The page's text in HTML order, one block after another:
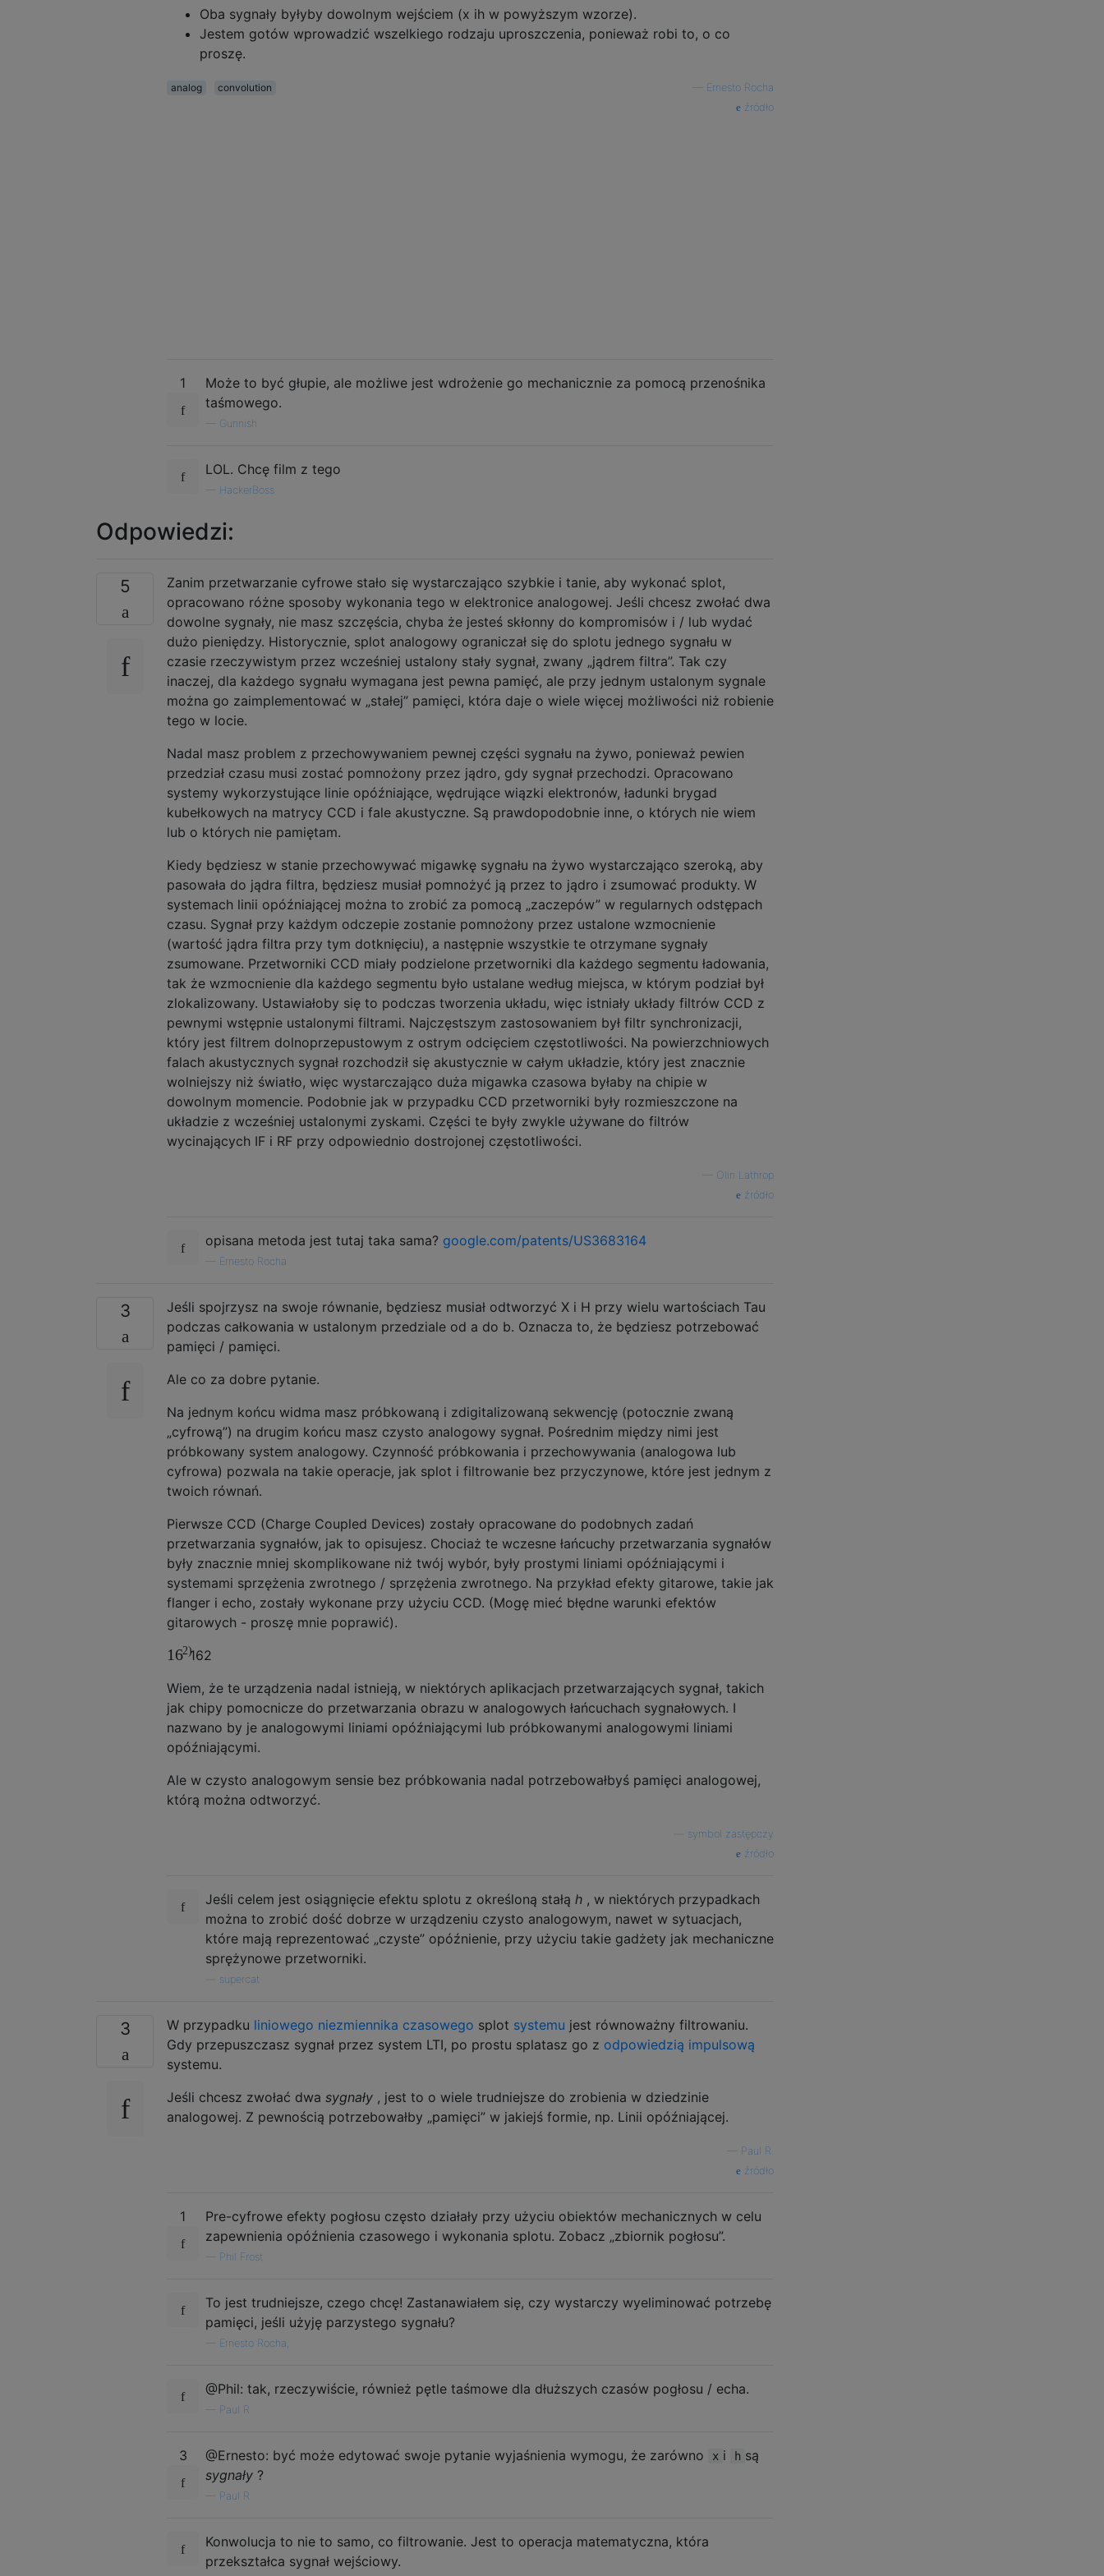
Oba sygnały byłyby dowolnym wejściem (x ih w powyższym wzorze).
Jestem gotów wprowadzić wszelkiego rodzaju uproszczenia, ponieważ robi to, o co
proszę.
analog convolution
Ernesto Rocha
źródło
1
Może to być głupie, ale możliwe jest wdrożenie go mechanicznie za pomocą przenośnika
taśmowego.
Gunnish
LOL. Chcę film z tego
HackerBoss
Odpowiedzi:
5
Zanim przetwarzanie cyfrowe stało się wystarczająco szybkie i tanie, aby wykonać splot,
opracowano różne sposoby wykonania tego w elektronice analogowej. Jeśli chcesz zwołać dwa
dowolne sygnały, nie masz szczęścia, chyba że jesteś skłonny do kompromisów i / lub wydać
dużo pieniędzy. Historycznie, splot analogowy ograniczał się do splotu jednego sygnału w
czasie rzeczywistym przez wcześniej ustalony stały sygnał, zwany „jądrem filtra”. Tak czy
inaczej, dla każdego sygnału wymagana jest pewna pamięć, ale przy jednym ustalonym sygnale
można go zaimplementować w „stałej” pamięci, która daje o wiele więcej możliwości niż robienie
tego w locie.
Nadal masz problem z przechowywaniem pewnej części sygnału na żywo, ponieważ pewien
przedział czasu musi zostać pomnożony przez jądro, gdy sygnał przechodzi. Opracowano
systemy wykorzystujące linie opóźniające, wędrujące wiązki elektronów, ładunki brygad
kubełkowych na matrycy CCD i fale akustyczne. Są prawdopodobnie inne, o których nie wiem
lub o których nie pamiętam.
Kiedy będziesz w stanie przechowywać migawkę sygnału na żywo wystarczająco szeroką, aby
pasowała do jądra filtra, będziesz musiał pomnożyć ją przez to jądro i zsumować produkty. W
systemach linii opóźniającej można to zrobić za pomocą „zaczepów” w regularnych odstępach
czasu. Sygnał przy każdym odczepie zostanie pomnożony przez ustalone wzmocnienie
(wartość jądra filtra przy tym dotknięciu), a następnie wszystkie te otrzymane sygnały
zsumowane. Przetworniki CCD miały podzielone przetworniki dla każdego segmentu ładowania,
tak że wzmocnienie dla każdego segmentu było ustalane według miejsca, w którym podział był
zlokalizowany. Ustawiałoby się to podczas tworzenia układu, więc istniały układy filtrów CCD z
pewnymi wstępnie ustalonymi filtrami. Najczęstszym zastosowaniem był filtr synchronizacji,
który jest filtrem dolnoprzepustowym z ostrym odcięciem częstotliwości. Na powierzchniowych
falach akustycznych sygnał rozchodził się akustycznie w całym układzie, który jest znacznie
wolniejszy niż światło, więc wystarczająco duża migawka czasowa byłaby na chipie w
dowolnym momencie. Podobnie jak w przypadku CCD przetworniki były rozmieszczone na
układzie z wcześniej ustalonymi zyskami. Części te były zwykle używane do filtrów
wycinających IF i RF przy odpowiednio dostrojonej częstotliwości.
Olin Lathrop
źródło
opisana metoda jest tutaj taka sama? google.com/patents/US3683164
Ernesto Rocha
3
Jeśli spojrzysz na swoje równanie, będziesz musiał odtworzyć X i H przy wielu wartościach Tau
podczas całkowania w ustalonym przedziale od a do b. Oznacza to, że będziesz potrzebować
pamięci / pamięci.
Ale co za dobre pytanie.
Na jednym końcu widma masz próbkowaną i zdigitalizowaną sekwencję (potocznie zwaną
„cyfrową”) na drugim końcu masz czysto analogowy sygnał. Pośrednim między nimi jest
próbkowany system analogowy. Czynność próbkowania i przechowywania (analogowa lub
cyfrowa) pozwala na takie operacje, jak splot i filtrowanie bez przyczynowe, które jest jednym z
twoich równań.
Pierwsze CCD (Charge Coupled Devices) zostały opracowane do podobnych zadań
przetwarzania sygnałów, jak to opisujesz. Chociaż te wczesne łańcuchy przetwarzania sygnałów
były znacznie mniej skomplikowane niż twój wybór, były prostymi liniami opóźniającymi i
systemami sprzężenia zwrotnego / sprzężenia zwrotnego. Na przykład efekty gitarowe, takie jak
flanger i echo, zostały wykonane przy użyciu CCD. (Mogę mieć błędne warunki efektów
gitarowych - proszę mnie poprawić).
162)162
Wiem, że te urządzenia nadal istnieją, w niektórych aplikacjach przetwarzających sygnał, takich
jak chipy pomocnicze do przetwarzania obrazu w analogowych łańcuchach sygnałowych. I
nazwano by je analogowymi liniami opóźniającymi lub próbkowanymi analogowymi liniami
opóźniającymi.
Ale w czysto analogowym sensie bez próbkowania nadal potrzebowałbyś pamięci analogowej,
którą można odtworzyć.
symbol zastępczy
źródło
Jeśli celem jest osiągnięcie efektu splotu z określoną stałą h , w niektórych przypadkach
można to zrobić dość dobrze w urządzeniu czysto analogowym, nawet w sytuacjach,
które mają reprezentować „czyste” opóźnienie, przy użyciu takie gadżety jak mechaniczne
sprężynowe przetworniki.
supercat
3 W przypadku liniowego niezmiennika czasowego splot systemu jest równoważny filtrowaniu.
Gdy przepuszczasz sygnał przez system LTI, po prostu splatasz go z odpowiedzią impulsową
systemu.
Jeśli chcesz zwołać dwa sygnały , jest to o wiele trudniejsze do zrobienia w dziedzinie
analogowej. Z pewnością potrzebowałby „pamięci” w jakiejś formie, np. Linii opóźniającej.
Paul R.
źródło
1
Pre-cyfrowe efekty pogłosu często działały przy użyciu obiektów mechanicznych w celu
zapewnienia opóźnienia czasowego i wykonania splotu. Zobacz „zbiornik pogłosu”.
Phil Frost
To jest trudniejsze, czego chcę! Zastanawiałem się, czy wystarczy wyeliminować potrzebę
pamięci, jeśli użyję parzystego sygnału?
Ernesto Rocha,
@Phil: tak, rzeczywiście, również pętle taśmowe dla dłuższych czasów pogłosu / echa.
Paul R
3 @Ernesto: być może edytować swoje pytanie wyjaśnienia wymogu, że zarówno x i h są
sygnały ?
Paul R
Konwolucja to nie to samo, co filtrowanie. Jest to operacja matematyczna, która
przekształca sygnał wejściowy.